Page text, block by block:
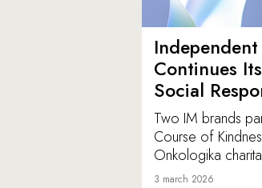
Continues
Social
Two IM brands
Course of
Onkologika
3 march 2026